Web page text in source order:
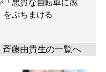
「悪質な自転車に感
をぶちまける
藤由貴生の一覧へ